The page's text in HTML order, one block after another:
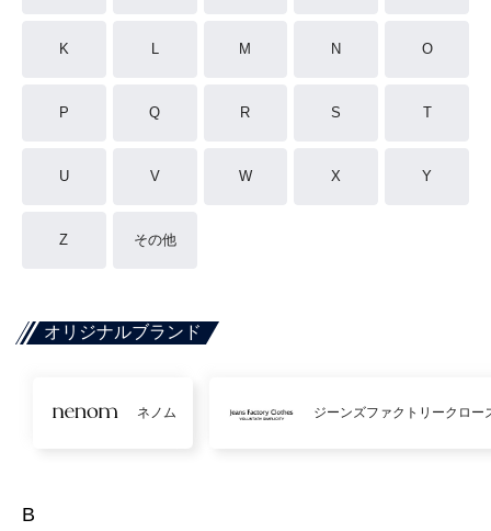
K L M N O
P Q R S T
U V W X Y
Z その他
オリジナルブランド
ネノム ジーンズファクトリークロー
B